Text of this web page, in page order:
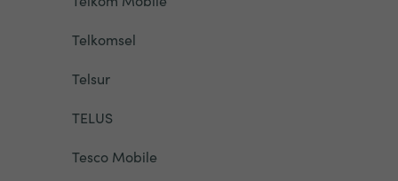
Telkomsel
Telsur
TELUS
Tesco Mobile